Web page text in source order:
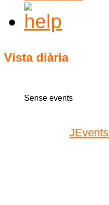
Vista diària
Sense events